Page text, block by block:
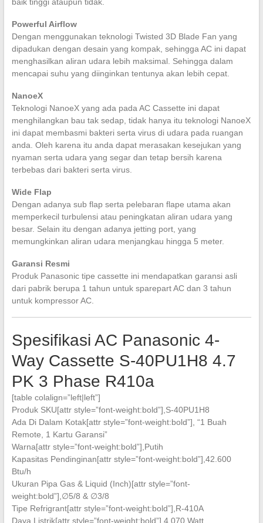
baik tinggi ataupun tidak.
Powerful Airflow
Dengan menggunakan teknologi Twisted 3D Blade Fan yang
dipadukan dengan desain yang kompak, sehingga AC ini dapat
menghasilkan aliran udara lebih maksimal. Sehingga dalam
mencapai suhu yang diinginkan tentunya akan lebih cepat.
NanoeX
Teknologi NanoeX yang ada pada AC Cassette ini dapat
menghilangkan bau tak sedap, tidak hanya itu teknologi NanoeX
ini dapat membasmi bakteri serta virus di udara pada ruangan
anda. Oleh karena itu anda dapat merasakan kesejukan yang
nyaman serta udara yang segar dan tetap bersih karena
terbebas dari bakteri serta virus.
Wide Flap
Dengan adanya sub flap serta pelebaran flape utama akan
memperkecil turbulensi atau peningkatan aliran udara yang
besar. Selain itu dengan adanya jetting port, yang
memungkinkan aliran udara menjangkau hingga 5 meter.
Garansi Resmi
Produk Panasonic tipe cassette ini mendapatkan garansi asli
dari pabrik berupa 1 tahun untuk sparepart AC dan 3 tahun
untuk kompressor AC.
Spesifikasi AC Panasonic 4-
Way Cassette S-40PU1H8 4.7
PK 3 Phase R410a
[table colalign=”left|left”]
Produk SKU[attr style=”font-weight:bold”],S-40PU1H8
Ada Di Dalam Kotak[attr style=”font-weight:bold”], “1 Buah
Remote, 1 Kartu Garansi”
Warna[attr style=”font-weight:bold”],Putih
Kapasitas Pendinginan[attr style=”font-weight:bold”],42.600
Btu/h
Ukuran Pipa Gas & Liquid (Inch)[attr style=”font-
weight:bold”],∅5/8 & ∅3/8
Tipe Refrigrant[attr style=”font-weight:bold”],R-410A
Daya Listrik[attr style=”font-weight:bold”],4.070 Watt